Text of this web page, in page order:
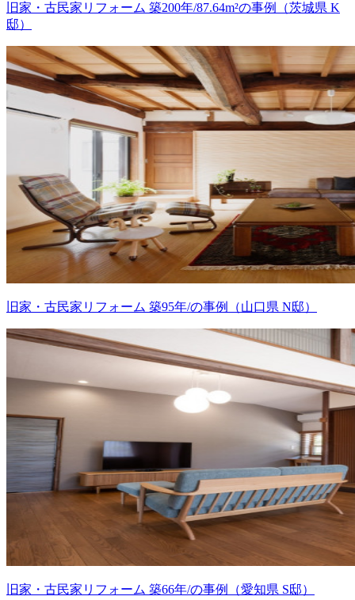
旧家・古民家リフォーム 築200年/87.64m²の事例（茨城県 K
邸）
旧家・古民家リフォーム 築95年/の事例（山口県 N邸）
旧家・古民家リフォーム 築66年/の事例（愛知県 S邸）